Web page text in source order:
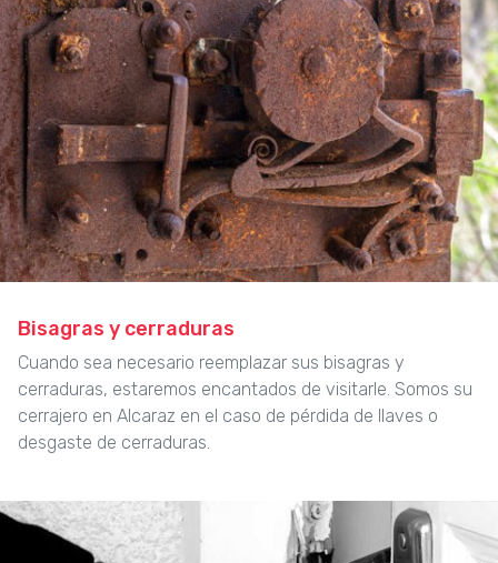
Bisagras y cerraduras
Cuando sea necesario reemplazar sus bisagras y
cerraduras, estaremos encantados de visitarle. Somos su
cerrajero en Alcaraz en el caso de pérdida de llaves o
desgaste de cerraduras.